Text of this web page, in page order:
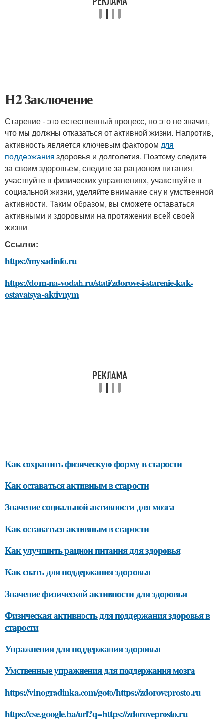
H2 Заключение
Старение - это естественный процесс, но это не значит,
что мы должны отказаться от активной жизни. Напротив,
активность является ключевым фактором для
поддержания здоровья и долголетия. Поэтому следите
за своим здоровьем, следите за рационом питания,
участвуйте в физических упражнениях, учавствуйте в
социальной жизни, уделяйте внимание сну и умственной
активности. Таким образом, вы сможете оставаться
активными и здоровыми на протяжении всей своей
жизни.
Ссылки:
https://mysadinfo.ru
https://dom-na-vodah.ru/stati/zdorove-i-starenie-kak-
ostavatsya-aktivnym
Как сохранить физическую форму в старости
Как оставаться активным в старости
Значение социальной активности для мозга
Как оставаться активным в старости
Как улучшить рацион питания для здоровья
Как спать для поддержания здоровья
Значение физической активности для здоровья
Физическая активность для поддержания здоровья в
старости
Упражнения для поддержания здоровья
Умственные упражнения для поддержания мозга
https://vinogradinka.com/goto/https://zdoroveprosto.ru
https://cse.google.ba/url?q=https://zdoroveprosto.ru